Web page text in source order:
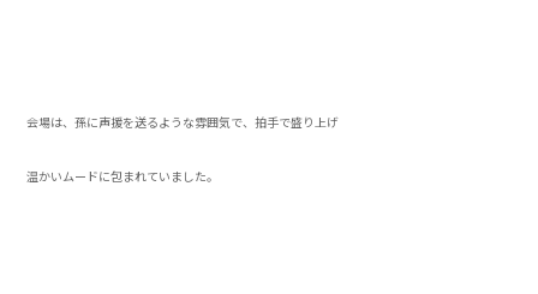
会場は、孫に声援を送るような雰囲気で、拍手で盛り上げ
温かいムードに包まれていました。